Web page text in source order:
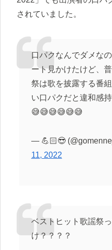
されていました。
口パクなんでダメな
ート見かけたけど、
祭は歌を披露する番
い口パクだと違和感
😅😅😅😅😅😅
— 💪🏻😎
11, 2022
ベストヒット歌謡祭
け？？？？